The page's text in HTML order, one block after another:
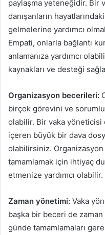
paylaşma yeteneğidir. Bir
danışanların
gelmelerine yardımcı
Empati, onlarla bağlantı
anlamanıza yardımcı
kaynakları ve desteği
Organizasyon becerileri:
birçok görevini ve
olabilir. Bir vaka
içeren büyük bir dava
olabilirsiniz.
tamamlamak için ihtiyaç
etmenize yardımcı olabilir.
Zaman yönetimi: Vaka
başka bir beceri de
günde tamamlamaları